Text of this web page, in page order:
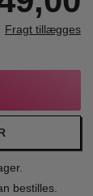
Fragt tillægges
bestilles.